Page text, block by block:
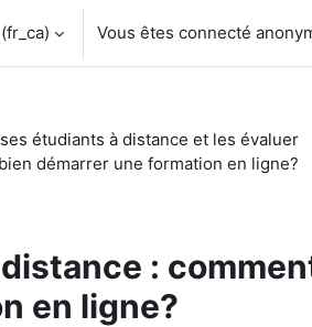
recherche Vous êtes connecté
étudiants à distance et les évaluer
démarrer une formation en ligne?
:
en ligne?